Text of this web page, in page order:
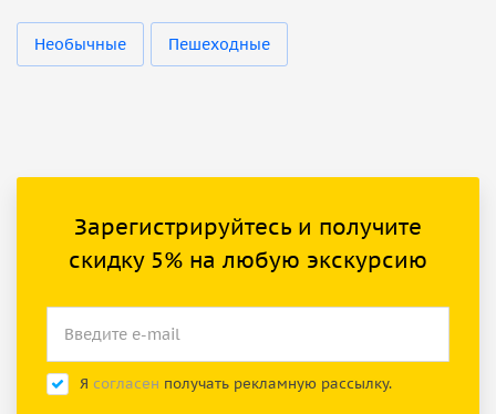
Необычные Пешеходные
Зарегистрируйтесь и получите
скидку 5% на любую экскурсию
Я согласен получать рекламную рассылку.